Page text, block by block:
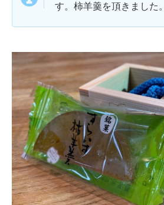
す。柿羊羹を頂きました。